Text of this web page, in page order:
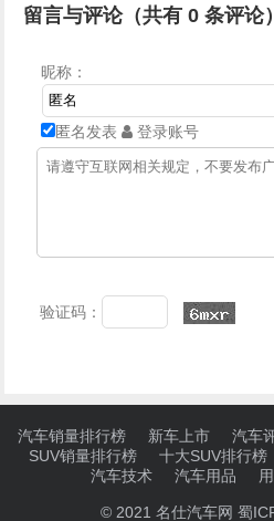
留言与评论（共有0 条评论）
昵称：
匿名发表 登录账号
验证码：
汽车销量排行榜 新车上市 汽车
SUV销量排行榜
十大SUV排行榜
汽车技术
汽车用品
© 2021 名仕汽车网 蜀